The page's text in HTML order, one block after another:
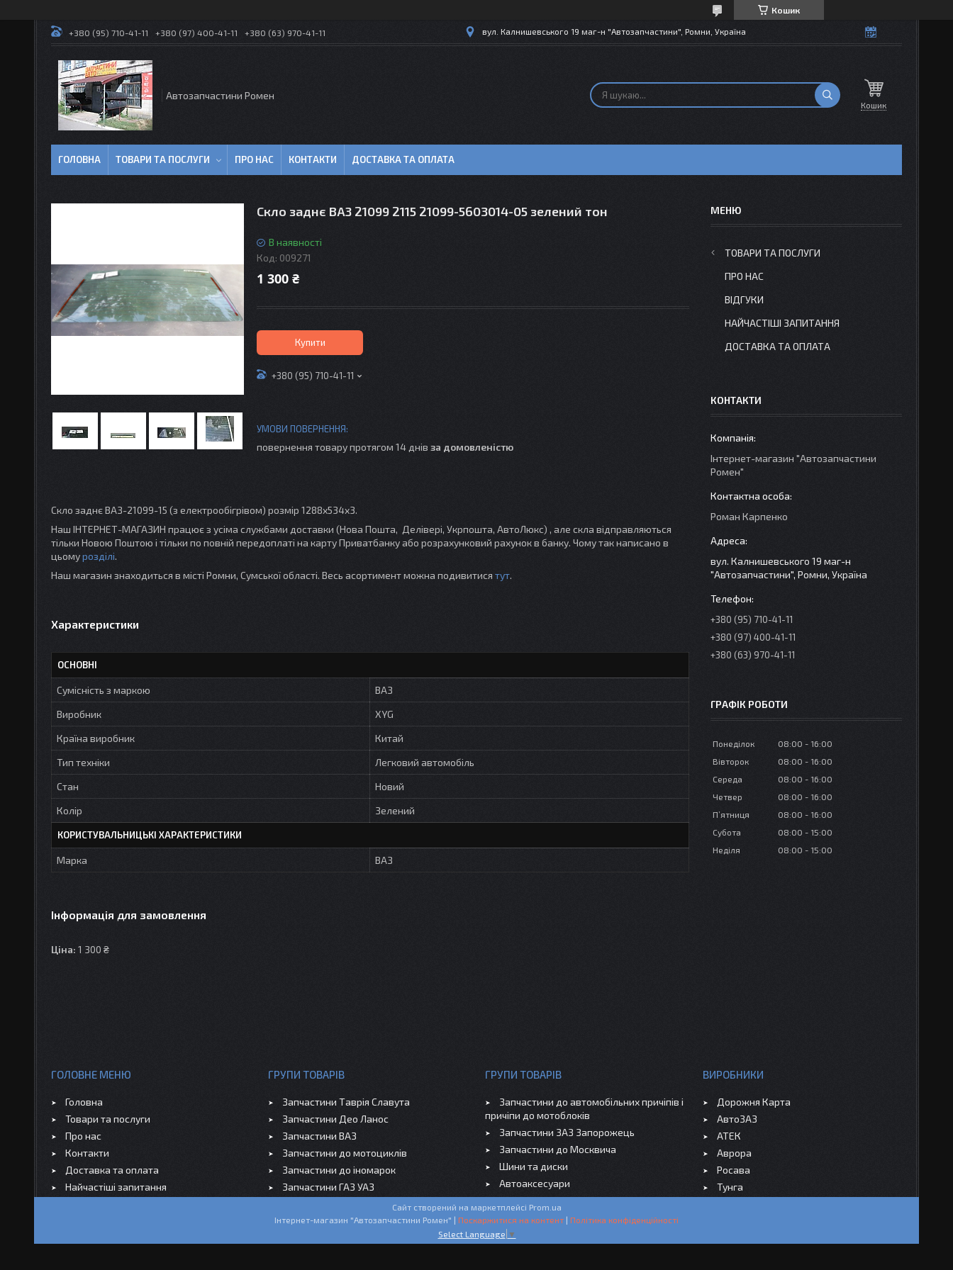
Кошик
+380 (95) 710-41-11 +380 (97) 400-41-11 +380 (63) 970-41-11 вул. Калнишевського 19 маг-н "Автозапчастини", Ромни, Україна
Автозапчастини Ромен
Кошик
ГОЛОВНА ТОВАРИ ТА ПОСЛУГИ ПРО НАС КОНТАКТИ ДОСТАВКА ТА ОПЛАТА
Скло заднє ВАЗ 21099 2115 21099-5603014-05 зелений тон
В наявності
Код: 009271
1 300 ₴
Купити
+380 (95) 710-41-11
повернення товару протягом 14 днів за домовленістю
Скло заднє ВАЗ-21099-15 (з електрообігрівом) розмір 1288x534x3.
Наш ІНТЕРНЕТ-МАГАЗИН працює з усіма службами доставки (Нова Пошта, Делівері, Укрпошта, АвтоЛюкс) , але скла відправляються
тільки Новою Поштою і тільки по повній передоплаті на карту Приватбанку або розрахунковий рахунок в банку. Чому так написано в
цьомурозділі.
Наш магазин знаходиться в місті Ромни, Сумської області. Весь асортимент можна подивитися тут.
Характеристики
ОСНОВНІ
Сумісність з маркою
ВАЗ
Виробник
XYG
Країна виробник
Китай
Тип техніки
Легковий автомобіль
Стан
Новий
Колір
Зелений
КОРИСТУВАЛЬНИЦЬКІ ХАРАКТЕРИСТИКИ
Марка ВАЗ
Інформація для замовлення
Ціна: 1 300 ₴
ТОВАРИ ТА ПОСЛУГИ
ПРО НАС
ВІДГУКИ
НАЙЧАСТІШІ ЗАПИТАННЯ
ДОСТАВКА ТА ОПЛАТА
КОНТАКТИ
Інтернет-магазин "Автозапчастини
Ромен"
Роман Карпенко
вул. Калнишевського 19 маг-н
"Автозапчастини", Ромни, Україна
+380 (95) 710-41-11
+380 (97) 400-41-11
+380 (63) 970-41-11
ГРАФІК РОБОТИ
Понеділок 08:00
16:00
Вівторок
08:00
16:00
Середа
08:00
16:00
Четвер
08:00
16:00
Пʼятниця
08:00
16:00
Субота
08:00
15:00
Неділя
08:00 15:00
ГОЛОВНЕ МЕНЮ
Головна
Товари та послуги
Про нас
Контакти
Доставка та оплата
Найчастіші запитання
ГРУПИ ТОВАРІВ
Запчастини Таврія Славута
Запчастини Део Ланос
Запчастини ВАЗ
Запчастини до мотоциклів
Запчастини до іномарок
Запчастини ГАЗ УАЗ
ГРУПИ ТОВАРІВ
Запчастини до автомобільних причіпів і
причіпи до мотоблоків
Запчастини ЗАЗ Запорожець
Запчастини до Москвича
Шини та диски
Автоаксесуари
ВИРОБНИКИ
Дорожня Карта
АвтоЗАЗ
АТЕК
Аврора
Росава
Тунга
Сайт створений на маркетплейсі Prom.ua
Інтернет-магазин "Автозапчастини Ромен" | Поскаржитися на контент | Політика конфіденційності
Select Language ▼